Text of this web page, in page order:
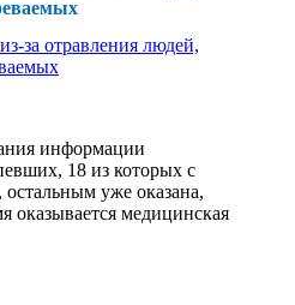
информации
18 из которых с
уже оказана,
оказывается медицинская